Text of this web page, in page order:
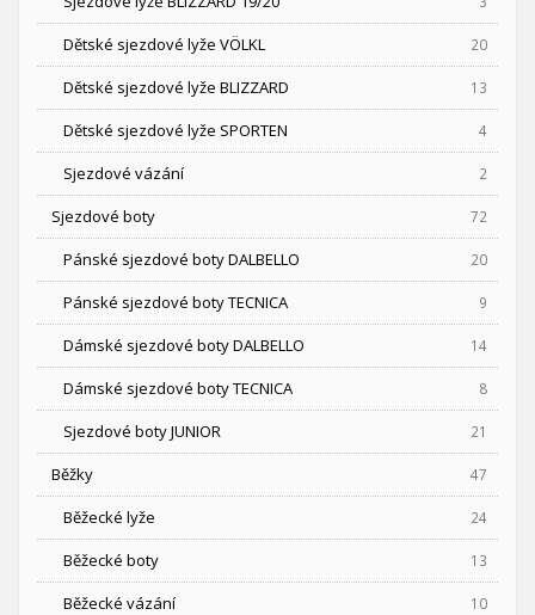
Dětské sjezdové lyže VÖLKL 20
Dětské sjezdové lyže BLIZZARD 13
Dětské sjezdové lyže SPORTEN 4
Sjezdové vázání 2
Sjezdové boty 72
Pánské sjezdové boty DALBELLO 20
Pánské sjezdové boty TECNICA 9
Dámské sjezdové boty DALBELLO 14
Dámské sjezdové boty TECNICA 8
Sjezdové boty JUNIOR 21
Běžky 47
Běžecké lyže 24
Běžecké boty 13
Běžecké vázání 10